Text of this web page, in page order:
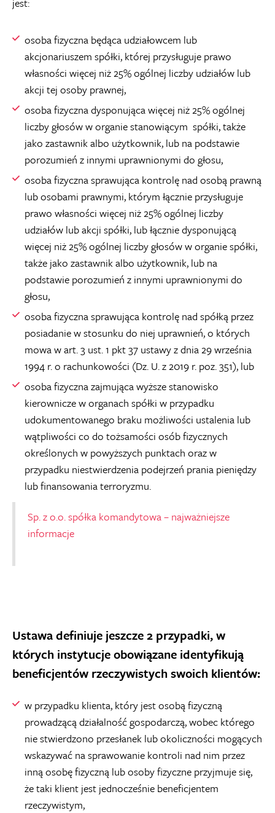
osoba fizyczna będąca udziałowcem lub
akcjonariuszem spółki, której przysługuje prawo
własności więcej niż 25% ogólnej liczby udziałów lub
akcji tej osoby prawnej,
osoba fizyczna dysponująca więcej niż 25% ogólnej
liczby głosów w organie stanowiącym spółki, także
jako zastawnik albo użytkownik, lub na podstawie
porozumień z innymi uprawnionymi do głosu,
osoba fizyczna sprawująca kontrolę nad osobą prawną
lub osobami prawnymi, którym łącznie przysługuje
prawo własności więcej niż 25% ogólnej liczby
udziałów lub akcji spółki, lub łącznie dysponującą
więcej niż 25% ogólnej liczby głosów w organie spółki,
także jako zastawnik albo użytkownik, lub na
podstawie porozumień z innymi uprawnionymi do
głosu,
osoba fizyczna sprawująca kontrolę nad spółką przez
posiadanie w stosunku do niej uprawnień, o których
mowa w art. 3 ust. 1 pkt 37 ustawy z dnia 29 września
1994 r. o rachunkowości (Dz. U. z 2019 r. poz. 351), lub
osoba fizyczna zajmująca wyższe stanowisko
kierownicze w organach spółki w przypadku
udokumentowanego braku możliwości ustalenia lub
wątpliwości co do tożsamości osób fizycznych
określonych w powyższych punktach oraz w
przypadku niestwierdzenia podejrzeń prania pieniędzy
lub finansowania terroryzmu.
Sp. z o.o. spółka komandytowa – najważniejsze
informacje
Ustawa definiuje jeszcze 2 przypadki, w
których instytucje obowiązane identyfikują
beneficjentów rzeczywistych swoich klientów:
w przypadku klienta, który jest osobą fizyczną
prowadzącą działalność gospodarczą, wobec którego
nie stwierdzono przesłanek lub okoliczności mogących
wskazywać na sprawowanie kontroli nad nim przez
inną osobę fizyczną lub osoby fizyczne przyjmuje się,
że taki klient jest jednocześnie beneficjentem
rzeczywistym,